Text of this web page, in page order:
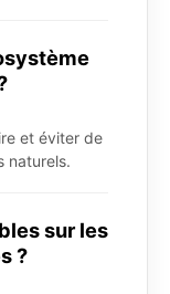
et éviter de
naturels.
sur les
?